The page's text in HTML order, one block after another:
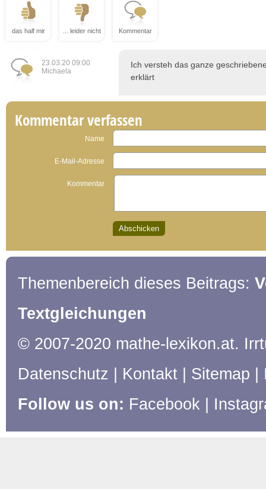
das half mir ... leider nicht Kommentar
23.03.20 09:00
Michaela
Ich versteh das ganze
erklärt
Kommentar verfassen
Name
E-Mail-Adresse
Kommentar
Themenbereich dieses Beitrags:
Textgleichungen
© 2007-2020 mathe-lexikon.at.
Datenschutz
Kontakt Sitemap
Follow us on: Facebook